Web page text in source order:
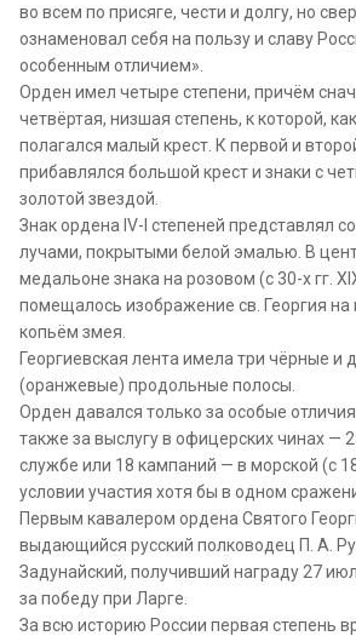
во всем по присяге, чести и долгу, но
ознаменовал себя на пользу и славу
особенным отличием».
Орден имел четыре степени, причём
четвёртая, низшая степень, к которой,
полагался малый крест. К первой и
прибавлялся большой крест и знаки с
золотой звездой.
Знак ордена IV-I степеней представлял
лучами, покрытыми белой эмалью. В
медальоне знака на розовом (с 30-х гг.
помещалось изображение св. Георгия
копьём змея.
Георгиевская лента имела три чёрные и
(оранжевые) продольные полосы.
Орден давался только за особые
также за выслугу в офицерских чинах —
службе или 18 кампаний — в морской (с
условии участия хотя бы в одном
Первым кавалером ордена Святого
выдающийся русский полководец П. А.
Задунайский, получивший награду 27
за победу при Ларге.
За всю историю России первая степень